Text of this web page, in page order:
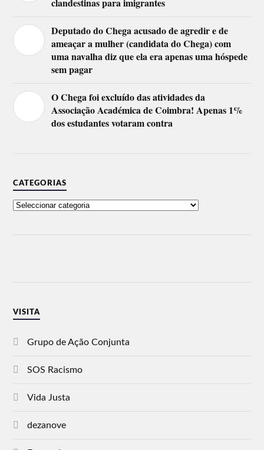
Deputado do Chega acusado de agredir e de
ameaçar a mulher (candidata do Chega) com
uma navalha diz que ela era apenas uma hóspede
sem pagar
O Chega foi excluído das atividades da
Associação Académica de Coimbra! Apenas 1%
dos estudantes votaram contra
CATEGORIAS
VISITA
Grupo de Ação Conjunta
SOS Racismo
Vida Justa
dezanove